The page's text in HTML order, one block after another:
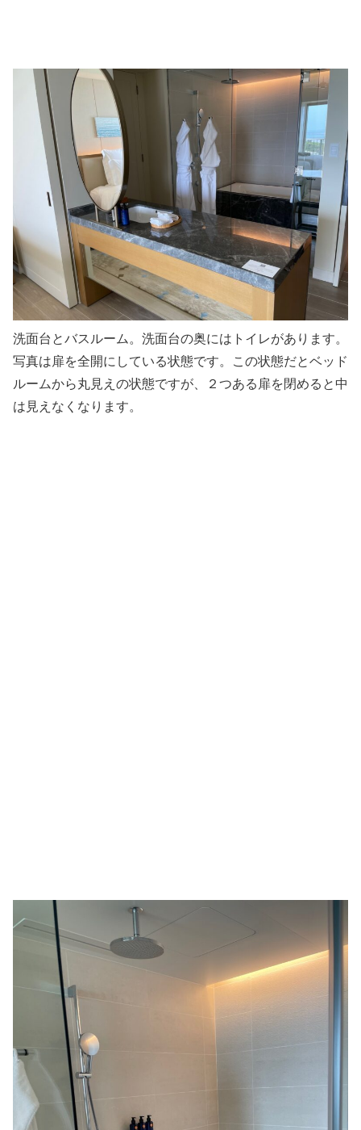
洗面台とバスルーム。洗面台の奥にはトイレがあります。
写真は扉を全開にしている状態です。この状態だとベッド
ルームから丸見えの状態ですが、２つある扉を閉めると中
は見えなくなります。